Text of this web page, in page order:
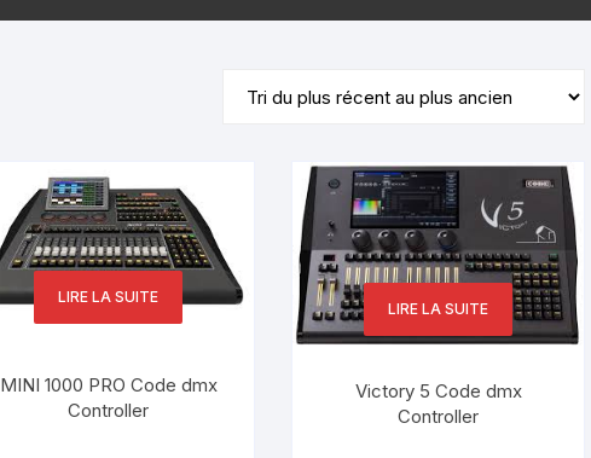
Processeur
Haut Parleur Suspendu
Matrix Amplifier
Variateur de volume
LIRE LA SUITE
MINI 1000 PRO Code dmx
Controller
LIRE LA SUITE
Victory 5 Code dmx
Controller